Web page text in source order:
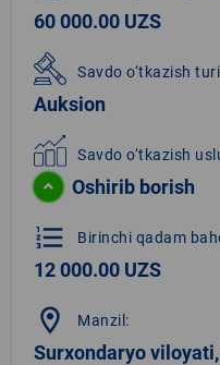
60 000.00 UZS
Savdo o‘tkazish
Auksion
Savdo o‘tkazish
Oshirib borish
format_list_numbered Birinchi qadam
12 000.00 UZS
location_on Manzil:
Surxondaryo